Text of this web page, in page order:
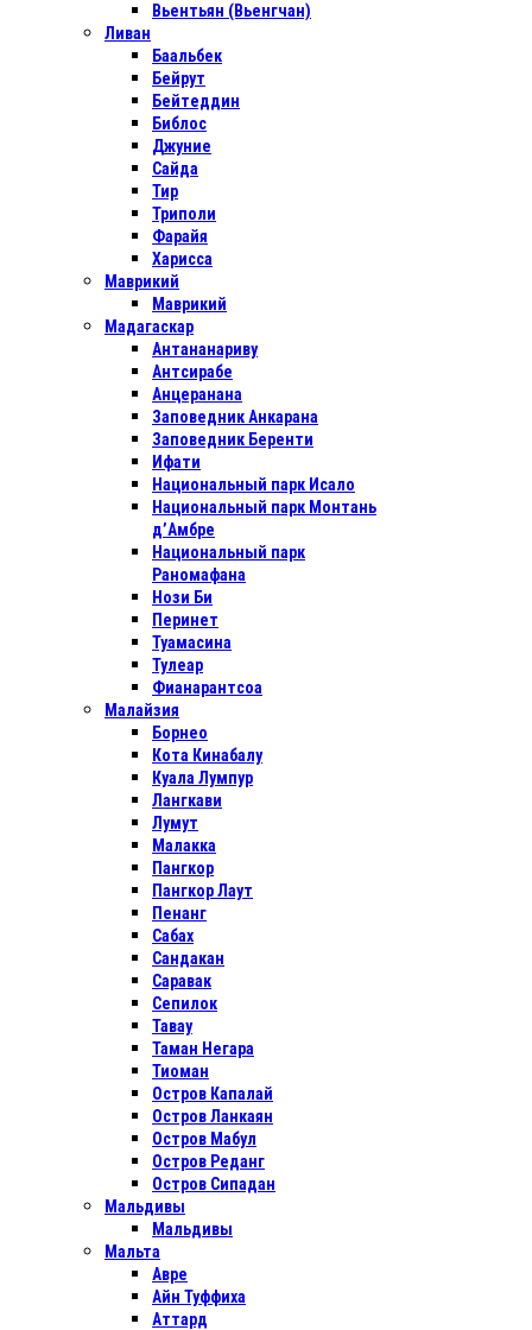
Вьентьян (Вьенгчан)
Ливан
Баальбек
Бейрут
Бейтеддин
Библос
Джуние
Сайда
Тир
Триполи
Фарайя
Харисса
Маврикий
Маврикий
Мадагаскар
Антананариву
Антсирабе
Анцеранана
Заповедник Анкарана
Заповедник Беренти
Ифати
Национальный парк Исало
Национальный парк Монтань
д’Амбре
Национальный парк
Раномафана
Нози Би
Перинет
Туамасина
Тулеар
Фианарантсоа
Малайзия
Борнео
Кота Кинабалу
Куала Лумпур
Лангкави
Лумут
Малакка
Пангкор
Пангкор Лаут
Пенанг
Сабах
Сандакан
Саравак
Сепилок
Тавау
Таман Негара
Тиоман
Остров Капалай
Остров Ланкаян
Остров Мабул
Остров Реданг
Остров Сипадан
Мальдивы
Мальдивы
Мальта
Авре
Айн Туффиха
Аттард